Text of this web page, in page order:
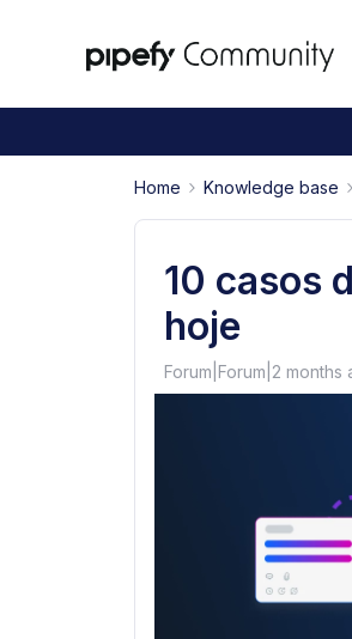
Home Knowledge base
10 casos
hoje
Forum|Forum|2 months